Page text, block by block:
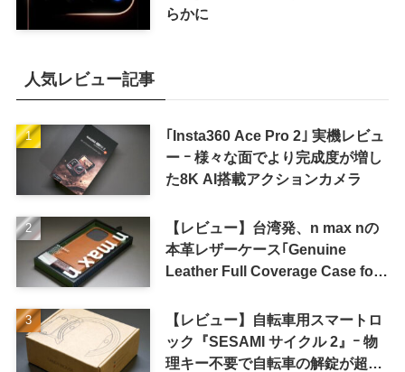
らかに
人気レビュー記事
｢Insta360 Ace Pro 2｣ 実機レビュ
ー ｰ 様々な面でより完成度が増し
た8K AI搭載アクションカメラ
【レビュー】台湾発、n max nの
本革レザーケース｢Genuine
Leather Full Coverage Case for
【レビュー】自転車用スマートロ
ック『SESAMI サイクル 2』ｰ 物
理キー不要で自転車の解錠が超簡